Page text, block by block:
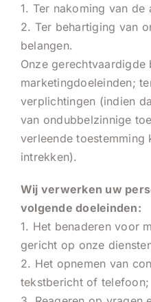
1. Ter nakoming van de
2. Ter behartiging van
belangen.
Onze gerechtvaardigde
marketingdoeleinden;
verplichtingen (indien
van ondubbelzinnige
verleende toestemming
intrekken).
Wij verwerken uw
volgende doeleinden:
1. Het benaderen voor
gericht op onze
2. Het opnemen van
tekstbericht of telefoon;